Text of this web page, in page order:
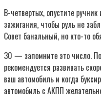
В-четвертых, опустите
зажигания, чтобы руль не
Совет банальный, но кто-то
30 — запомните это число.
рекомендуется развивать
ваш автомобиль и когда
автомобиль с АКПП